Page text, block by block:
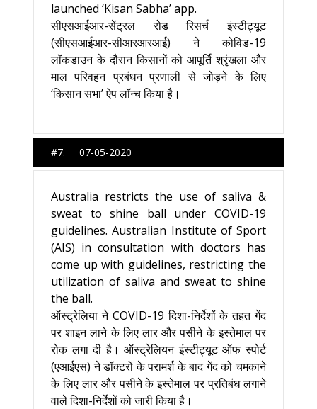
launched ‘Kisan Sabha’ app.
सीएसआईआर-सेंट्रल रोड रिसर्च इंस्टीट्यूट
(सीएसआईआर-सीआरआरआई) ने कोविड-19
लॉकडाउन के दौरान किसानों को आपूर्ति श्रृंखला और
माल परिवहन प्रबंधन प्रणाली से जोड़ने के लिए
‘किसान सभा’ ऐप लॉन्च किया है।
#7. 07-05-2020
Australia restricts the use of saliva &
sweat to shine ball under COVID-19
guidelines. Australian Institute of Sport
(AIS) in consultation with doctors has
come up with guidelines, restricting the
utilization of saliva and sweat to shine
the ball.
ऑस्ट्रेलिया ने COVID-19 दिशा-निर्देशों के तहत गेंद
पर शाइन लाने के लिए लार और पसीने के इस्तेमाल पर
रोक लगा दी है। ऑस्ट्रेलियन इंस्टीट्यूट ऑफ स्पोर्ट
(एआईएस) ने डॉक्टरों के परामर्श के बाद गेंद को चमकाने
के लिए लार और पसीने के इस्तेमाल पर प्रतिबंध लगाने
वाले दिशा-निर्देशों को जारी किया है।